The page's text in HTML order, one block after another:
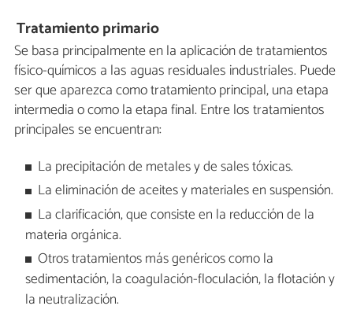
Tratamiento primario
Se basa principalmente en la aplicación de tratamientos
físico-químicos a las aguas residuales industriales. Puede
ser que aparezca como tratamiento principal, una etapa
intermedia o como la etapa final. Entre los tratamientos
principales se encuentran:
La precipitación de metales y de sales tóxicas.
La eliminación de aceites y materiales en suspensión.
La clarificación, que consiste en la reducción de la
materia orgánica.
Otros tratamientos más genéricos como la
sedimentación, la coagulación-floculación, la flotación y
la neutralización.